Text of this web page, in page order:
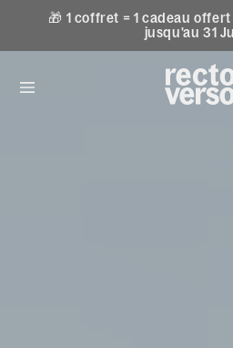
🎁 1 coffret = 1 cadeau
jusqu'au 31